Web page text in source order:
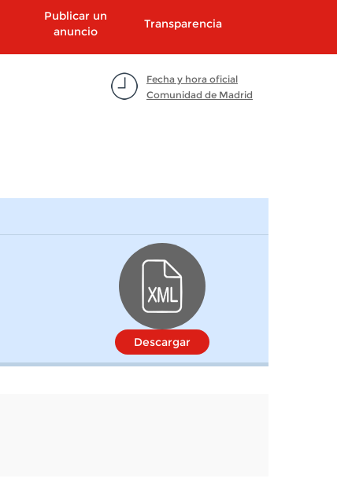
Publicar un
anuncio
Transparencia
Fecha y hora oficial
Comunidad de Madrid
Descargar